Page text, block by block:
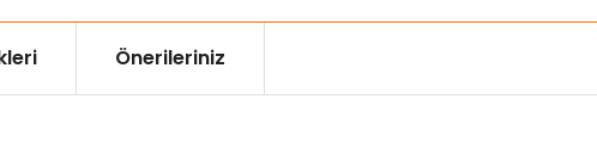
Önerileriniz